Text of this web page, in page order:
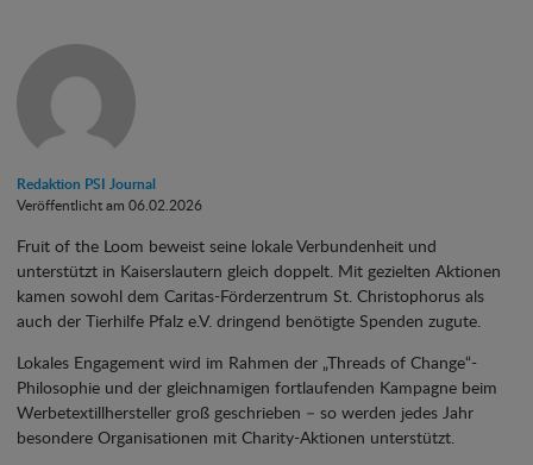
Redaktion PSI Journal
Veröffentlicht am 06.02.2026
Fruit of the Loom beweist seine lokale Verbundenheit und
unterstützt in Kaiserslautern gleich doppelt. Mit gezielten Aktionen
kamen sowohl dem Caritas-Förderzentrum St. Christophorus als
auch der Tierhilfe Pfalz e.V. dringend benötigte Spenden zugute.
Lokales Engagement wird im Rahmen der „Threads of Change“-
Philosophie und der gleichnamigen fortlaufenden Kampagne beim
Werbetextillhersteller groß geschrieben – so werden jedes Jahr
besondere Organisationen mit Charity-Aktionen unterstützt.